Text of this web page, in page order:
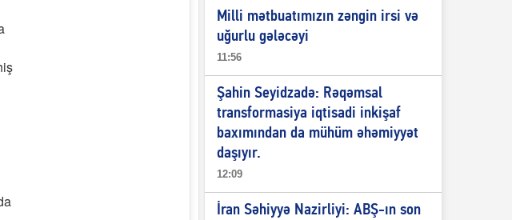
Milli mətbuatımızın zəngin irsi və
uğurlu gələcəyi
11:56
Şahin Seyidzadə: Rəqəmsal
transformasiya iqtisadi inkişaf
baxımından da mühüm əhəmiyyət
daşıyır.
12:09
İran Səhiyyə Nazirliyi: ABŞ-ın son